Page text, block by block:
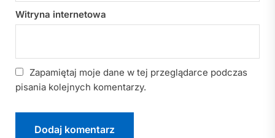
Witryna internetowa
Zapamiętaj moje dane w tej przeglądarce podczas
pisania kolejnych komentarzy.